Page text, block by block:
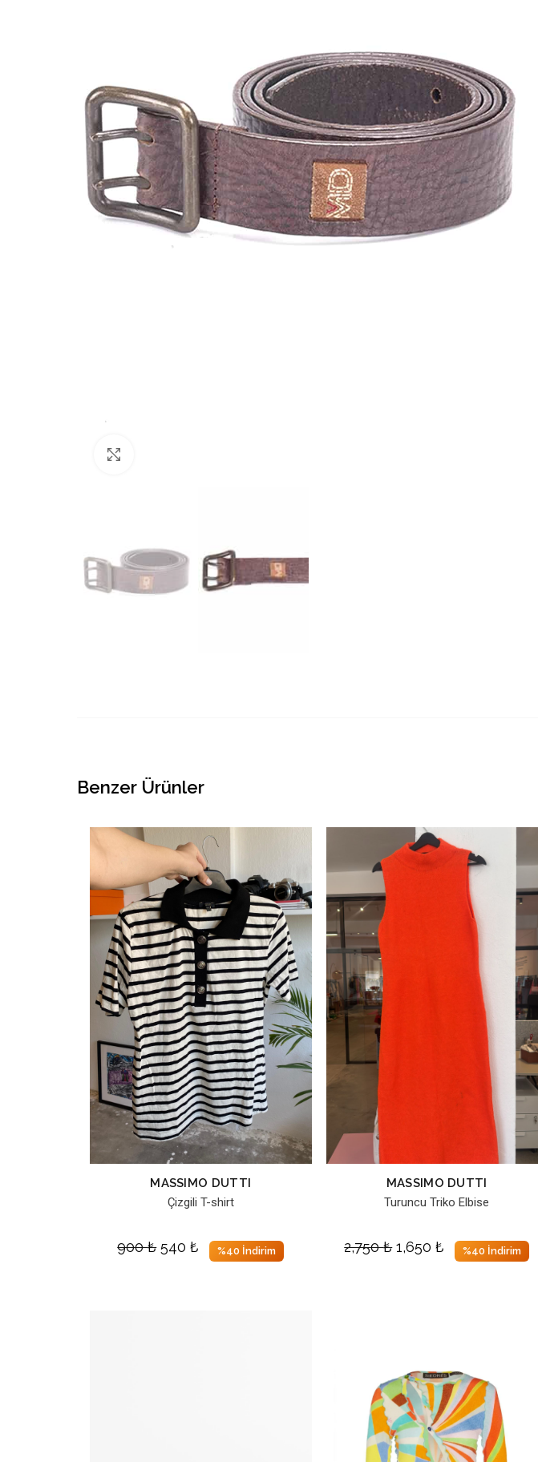
Benzer Ürünler
MASSIMO DUTTI
Çizgili T-shirt
900₺ 540₺ %40 İndirim
MASSIMO DUTTI
Turuncu Triko Elbise
2,750₺ 1,650₺ %40 İndirim